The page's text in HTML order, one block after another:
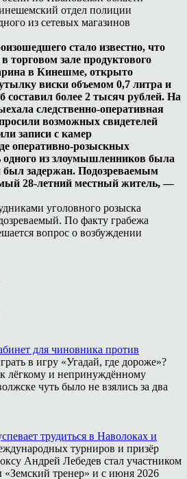
отдел полиции
из сетевых магазинов
стало известно, что
торговом зале продуктового
в Кинешме, открыто
виски объемом 0,7 литра и
составил более 2 тысяч рублей. На
следственно-оперативная
возможных свидетелей
записи с камер
оперативно-розыскных
из злоумышленников была
был задержан. Подозреваемым
28-летний местный житель, —
уголовного розыска
По факту грабежа
вопрос о возбуждении
для чиновника против
в игру «Угадай, где дороже»?
лёгкому и непринуждённому
чуть было не взялись за два
трудиться в Наволоках и
турниров и призёр
Андрей Лебедев стал участником
тренер» и с июня 2026